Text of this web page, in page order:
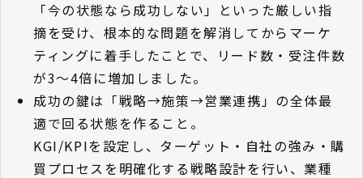
「今の状態なら成功しない」といった厳しい指
摘を受け、根本的な問題を解消してからマーケ
ティングに着手したことで、リード数・受注件数
が3〜4倍に増加しました。
成功の鍵は「戦略→施策→営業連携」の全体最
適で回る状態を作ること。
KGI/KPIを設定し、ターゲット・自社の強み・購
買プロセスを明確化する戦略設計を行い、業種